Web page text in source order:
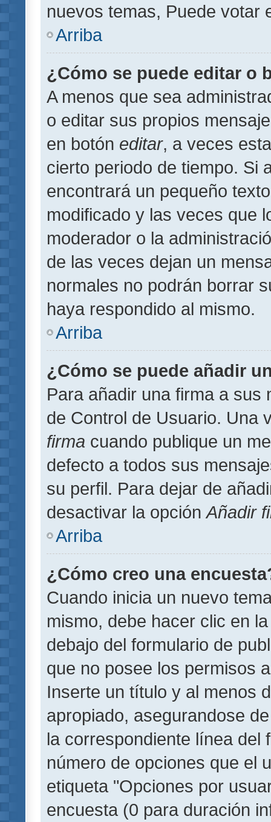
nuevos temas, Puede votar
Arriba
¿Cómo se puede editar o
A menos que sea
o editar sus propios
en botón editar, a veces
cierto periodo de tiempo. Si
encontrará un pequeño
modificado y las veces que
moderador o la
de las veces dejan un
normales no podrán borrar
haya respondido al mismo.
Arriba
¿Cómo se puede añadir
Para añadir una firma a sus
de Control de Usuario. Una
firma cuando publique un
defecto a todos sus
su perfil. Para dejar de
desactivar la opción Añadir
Arriba
¿Cómo creo una
Cuando inicia un nuevo
mismo, debe hacer clic en
debajo del formulario de
que no posee los permisos
Inserte un título y al menos
apropiado, asegurandose
la correspondiente línea del
número de opciones que el
etiqueta "Opciones por
encuesta (0 para duración